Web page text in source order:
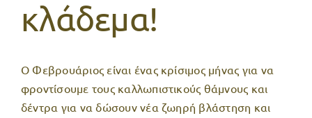
κλάδεμα!
O Φεβρουάριος είναι ένας κρίσιμος μήνας για να
φροντίσουμε τους καλλωπιστικούς θάμνους και
δέντρα για να δώσουν νέα ζωηρή βλάστηση και